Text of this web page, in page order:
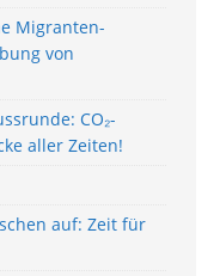
Migranten-
von
CO₂-
aller Zeiten!
auf: Zeit für